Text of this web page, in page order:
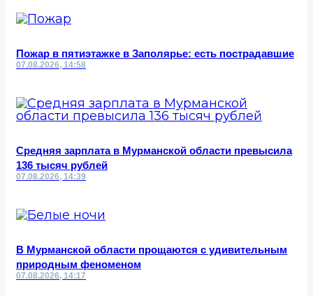
Пожар в пятиэтажке в Заполярье: есть пострадавшие
07.08.2026, 14:58
Средняя зарплата в Мурманской области превысила
136 тысяч рублей
07.08.2026, 14:39
В Мурманской области прощаются с удивительным
природным феноменом
07.08.2026, 14:17